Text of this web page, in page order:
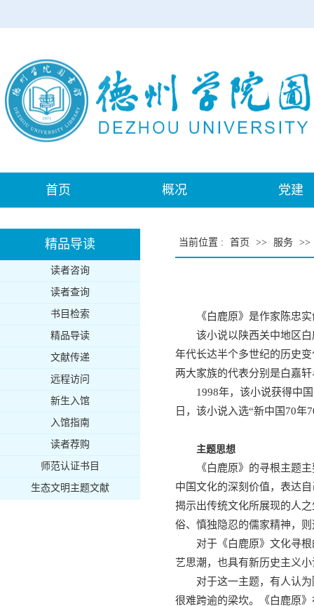
首页 概况 党建
精品导读
读者咨询
读者查询
书目检索
精品导读
文献传递
远程访问
新生入馆
入馆指南
读者荐购
师范认证书目
生态文明主题文献
当前位置 : 首页 >> 服务 >>
《白鹿原》是作家陈忠
该小说以陕西关中地区
年代长达半个多世纪的历史
两大家族的代表分别是白嘉
1998年，该小说获得中
日，该小说入选“新中国70年
主题思想
《白鹿原》的寻根主题
中国文化的深刻价值，表达
揭示出传统文化所展现的人
俗、慎独隐忍的儒家精神，
对于《白鹿原》文化寻
艺思潮，也具有新历史主义
对于这一主题，有人认
很难跨逾的梁坎。《白鹿原